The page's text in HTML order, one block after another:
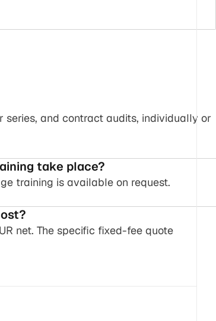
and contract audits, individually or
take place?
training is available on request.
net. The specific fixed-fee quote